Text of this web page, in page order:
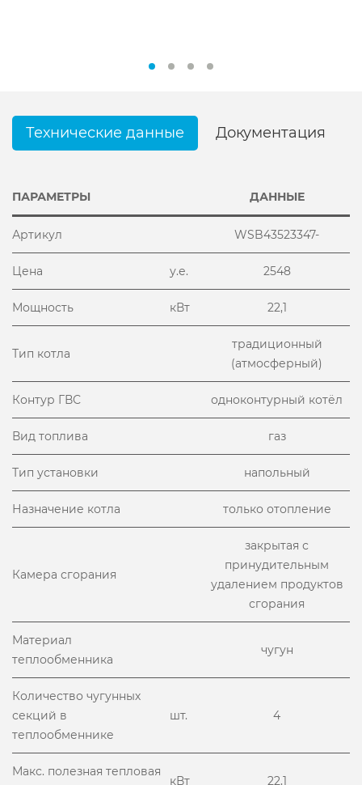
Технические данные Документация
ПАРАМЕТРЫ ДАННЫЕ
Артикул WSB43523347-
Цена у.е. 2548
Мощность кВт 22,1
Тип котла
традиционный
(атмосферный)
Контур ГВС одноконтурный котёл
Вид топлива газ
Тип установки напольный
Назначение котла только отопление
Камера сгорания
закрытая с
принудительным
удалением продуктов
сгорания
Материал
теплообменника
чугун
Количество чугунных
секций в
теплообменнике
шт. 4
Макс. полезная тепловая
кВт 22,1